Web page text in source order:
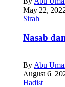
May 22, 2022
Sirah
Nasab
By Abu
August 6,
Hadist